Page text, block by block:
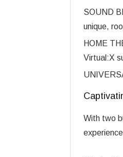
SOUND
unique,
HOME
Virtual:X
With two